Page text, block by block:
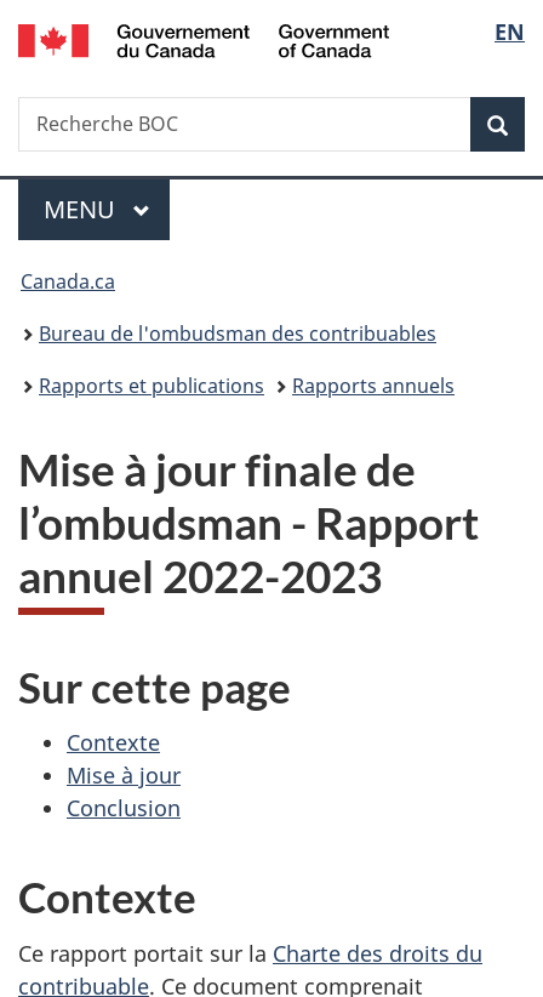
Passer
au
Passer
à
du
Passer
à
simplifiée
de
la
EN
Recherche
Recherche
BOC
Menu
MENU PRINCIPAL
Vous
êtes
ici :
Canada.ca
Bureau de l'ombudsman des contribuables
Rapports et publications
Rapports annuels
Mise à jour finale de
l’ombudsman - Rapport
annuel 2022-2023
Sur cette page
Contexte
Mise à jour
Conclusion
Contexte
Ce rapport portait sur la Charte des droits du
contribuable. Ce document comprenait